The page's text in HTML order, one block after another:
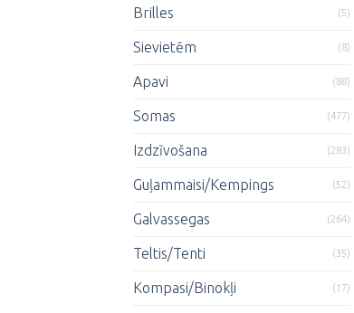
Brilles (5)
Sievietēm (8)
Apavi (88)
Somas (477)
Izdzīvošana (283)
Guļammaisi/Kempings (52)
Galvassegas (264)
Teltis/Tenti (35)
Kompasi/Binokļi (17)